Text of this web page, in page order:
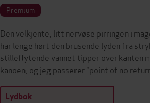
Premium
Den velkjente, litt nervøse pirringen i
har lenge hørt den brusende lyden fra
stilleflytende vannet tipper over kanten
kanoen, og jeg passerer "point of no
Lydbok